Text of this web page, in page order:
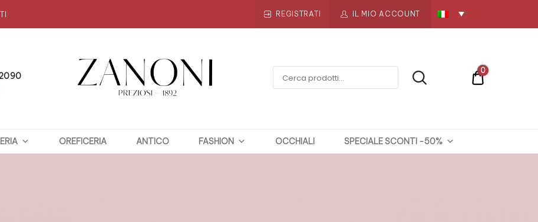
REGISTRATI IL MIO ACCOUNT
PREZIOSI
€0
0
OREFICERIA ANTICO FASHION OCCHIALI SPECIALE SCONTI -50%